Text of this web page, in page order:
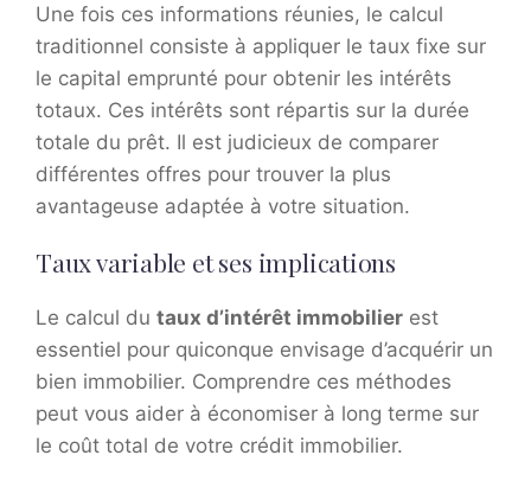
Une fois ces informations réunies, le calcul
traditionnel consiste à appliquer le taux fixe sur
le capital emprunté pour obtenir les intérêts
totaux. Ces intérêts sont répartis sur la durée
totale du prêt. Il est judicieux de comparer
différentes offres pour trouver la plus
avantageuse adaptée à votre situation.
Taux variable et ses implications
Le calcul du taux d’intérêt immobilier est
essentiel pour quiconque envisage d’acquérir un
bien immobilier. Comprendre ces méthodes
peut vous aider à économiser à long terme sur
le coût total de votre crédit immobilier.